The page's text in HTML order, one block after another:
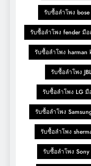
รับซื้อลำโพง
รับซื้อลำโพง fender มือ
รับซื้อลำโพง harman
รับซื้อลำโพง
รับซื้อลำโพง LG มื
รับซื้อลำโพง
รับซื้อลำโพง
รับซื้อลำโพง